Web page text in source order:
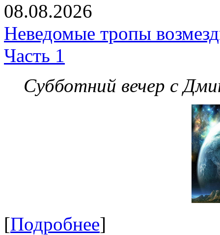
08.08.2026
Неведомые тропы
Часть 1
Субботний вечер с
[Подробнее]